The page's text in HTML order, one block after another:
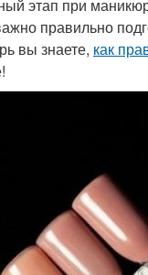
этап при
правильно
вы знаете, как